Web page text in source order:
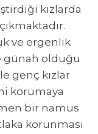
kızlarda
ve ergenlik
günah olduğu
genç kızlar
korumaya
bir namus
korunması